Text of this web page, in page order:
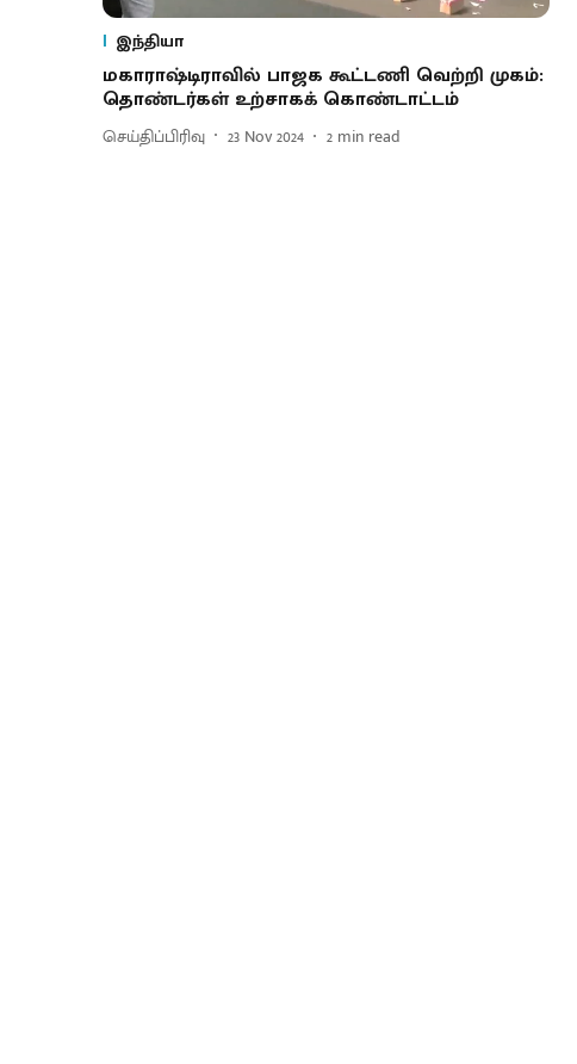
இந்தியா
மகாராஷ்டிராவில் பாஜக கூட்டணி வெற்றி முகம்:
தொண்டர்கள் உற்சாகக் கொண்டாட்டம்
செய்திப்பிரிவு 23 Nov 2024 2 min read